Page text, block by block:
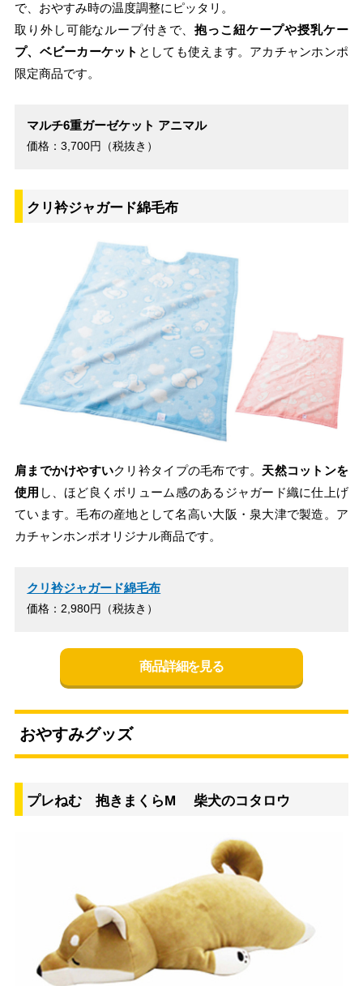
で、おやすみ時の温度調整にピッタリ。
取り外し可能なループ付きで、抱っこ紐ケープや授乳ケー
プ、ベビーカーケット としても使えます。アカチャンホンポ
限定商品です。
マルチ6重ガーゼケット アニマル
価格：3,700円（税抜き）
クリ衿ジャガード綿毛布
肩までかけやすいクリ衿タイプの毛布です。 天然コットンを
使用 し、ほど良くボリューム感のあるジャガード織に仕上げ
ています。毛布の産地として名高い大阪・泉大津で製造。ア
カチャンホンポオリジナル商品です。
クリ衿ジャガード綿毛布
価格：2,980円（税抜き）
商品詳細を見る
おやすみグッズ
プレねむ 抱きまくらM 柴犬のコタロウ